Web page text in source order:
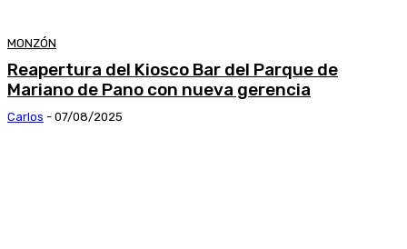
MONZÓN
Reapertura del Kiosco Bar del Parque de
Mariano de Pano con nueva gerencia
Carlos - 07/08/2025